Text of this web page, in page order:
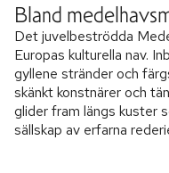
Bland
Det juvelbeströdda
Europas kulturella nav.
gyllene stränder och
skänkt konstnärer och
glider fram längs kuster
sällskap av erfarna